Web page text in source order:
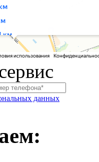
данных